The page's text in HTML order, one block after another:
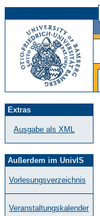
Extras
Ausgabe als XML
Außerdem im UnivIS
Vorlesungsverzeichnis
Veranstaltungskalender